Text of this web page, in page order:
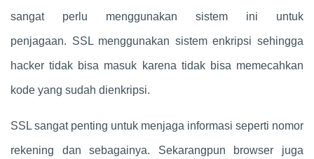
sangat perlu menggunakan sistem ini untuk
penjagaan. SSL menggunakan sistem enkripsi sehingga
hacker tidak bisa masuk karena tidak bisa memecahkan
kode yang sudah dienkripsi.
SSL sangat penting untuk menjaga informasi seperti nomor
rekening dan sebagainya. Sekarangpun browser juga